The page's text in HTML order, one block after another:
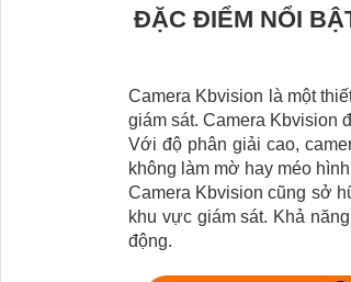
ĐẶC ĐIỂM NỔI
Camera Kbvision là một
giám sát. Camera Kbvision
Với độ phân giải cao,
không làm mờ hay méo
Camera Kbvision cũng sở
khu vực giám sát. Khả
động.